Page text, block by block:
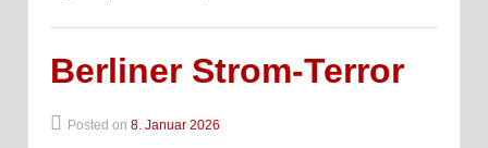
Berliner Strom-Terror
Posted on 8. Januar 2026